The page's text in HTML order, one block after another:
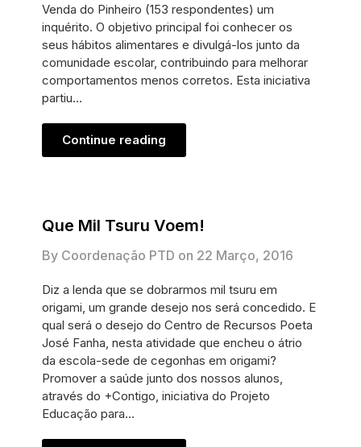
Venda do Pinheiro (153 respondentes) um
inquérito. O objetivo principal foi conhecer os
seus hábitos alimentares e divulgá-los junto da
comunidade escolar, contribuindo para melhorar
comportamentos menos corretos. Esta iniciativa
partiu…
Continue reading
Que Mil Tsuru Voem!
By Coordenação PTD on 22 Março, 2016
Diz a lenda que se dobrarmos mil tsuru em
origami, um grande desejo nos será concedido. E
qual será o desejo do Centro de Recursos Poeta
José Fanha, nesta atividade que encheu o átrio
da escola-sede de cegonhas em origami?
Promover a saúde junto dos nossos alunos,
através do +Contigo, iniciativa do Projeto
Educação para…